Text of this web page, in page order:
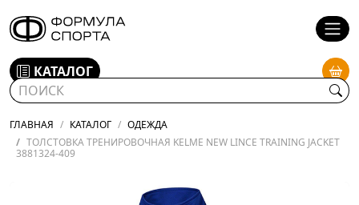
КАТАЛОГ
ГЛАВНАЯ КАТАЛОГ
ОДЕЖДА
ТОЛСТОВКА ТРЕНИРОВОЧНАЯ KELME NEW LINCE TRAINING JACKET
3881324-409